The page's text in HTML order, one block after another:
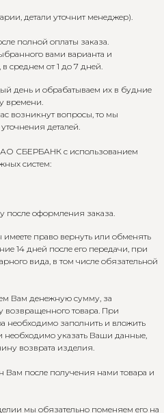
детали уточнит менеджер).
полной оплаты заказа.
вами варианта и
среднем от 1 до 7 дней.
день и обрабатываем их в будние
времени.
возникнут вопросы, то мы
деталей.
СБЕРБАНК с использованием
систем:
после оформления заказа.
право вернуть или обменять
14 дней после его передачи, при
вида, в том числе обязательной
Вам денежную сумму, за
возвращенного товара. При
необходимо заполнить и вложить
необходимо указать Ваши данные,
возврата изделия.
Вам после получения нами товара и
мы обязательно поменяем его на